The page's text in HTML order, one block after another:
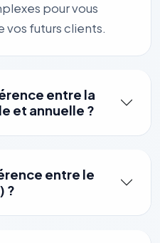
pour vous
vos futurs clients.
entre la
et annuelle ?
entre le
?